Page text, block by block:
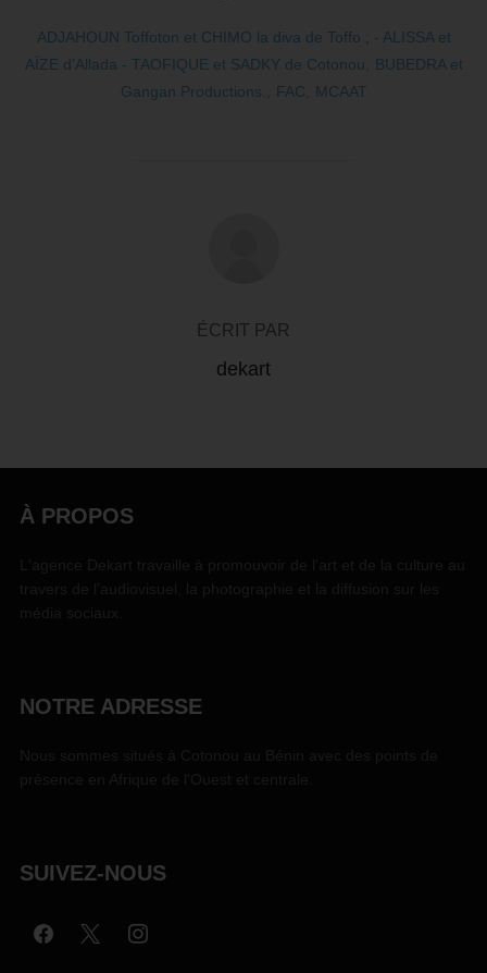
ADJAHOUN Toffoton et CHIMO la diva de Toffo ; - ALISSA et
AÏZE d’Allada - TAOFIQUE et SADKY de Cotonou
BUBEDRA et
Gangan Productions.
FAC MCAAT
ÉCRIT PAR
dekart
À PROPOS
NOTRE ADRESSE
SUIVEZ-NOUS